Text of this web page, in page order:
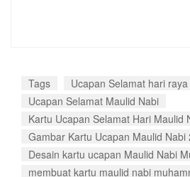
Tags
Ucapan Selamat hari
Ucapan Selamat Maulid Nabi
Kartu Ucapan Selamat Hari Maulid
Gambar Kartu Ucapan Maulid Nabi
Desain kartu ucapan Maulid Nabi
membuat kartu maulid nabi